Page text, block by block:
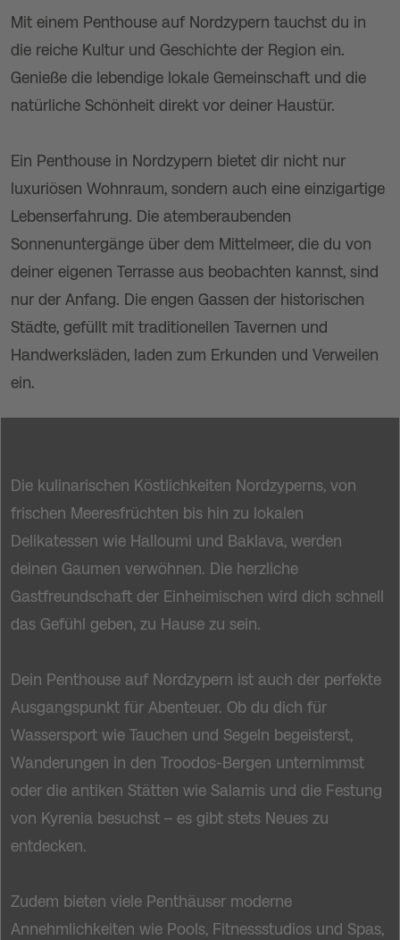
Mit einem Penthouse auf Nordzypern tauchst du in
die reiche Kultur und Geschichte der Region ein.
Genieße die lebendige lokale Gemeinschaft und die
natürliche Schönheit direkt vor deiner Haustür.
Ein Penthouse in Nordzypern bietet dir nicht nur
luxuriösen Wohnraum, sondern auch eine einzigartige
Lebenserfahrung. Die atemberaubenden
Sonnenuntergänge über dem Mittelmeer, die du von
deiner eigenen Terrasse aus beobachten kannst, sind
nur der Anfang. Die engen Gassen der historischen
Städte, gefüllt mit traditionellen Tavernen und
Handwerksläden, laden zum Erkunden und Verweilen
ein.
Die kulinarischen Köstlichkeiten Nordzyperns, von
frischen Meeresfrüchten bis hin zu lokalen
Delikatessen wie Halloumi und Baklava, werden
deinen Gaumen verwöhnen. Die herzliche
Gastfreundschaft der Einheimischen wird dich schnell
das Gefühl geben, zu Hause zu sein.
Dein Penthouse auf Nordzypern ist auch der perfekte
Ausgangspunkt für Abenteuer. Ob du dich für
Wassersport wie Tauchen und Segeln begeisterst,
Wanderungen in den Troodos-Bergen unternimmst
oder die antiken Stätten wie Salamis und die Festung
von Kyrenia besuchst – es gibt stets Neues zu
entdecken.
Zudem bieten viele Penthäuser moderne
Annehmlichkeiten wie Pools, Fitnessstudios und Spas,